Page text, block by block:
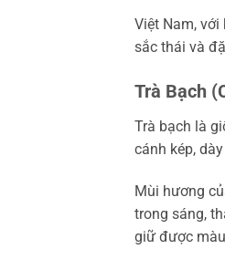
Việt Nam,
sắc thái và
Trà Bạch
Trà bạch là
cánh kép,
Mùi hương
trong sáng,
giữ được